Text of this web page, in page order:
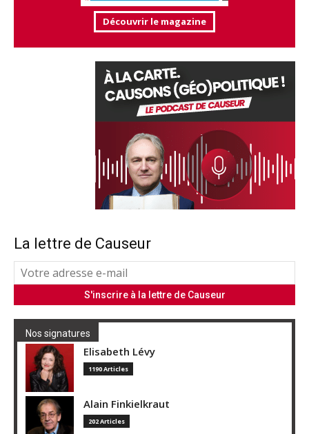
Découvrir le magazine
La lettre de Causeur
Nos signatures
Elisabeth Lévy
1190 Articles
Alain Finkielkraut
202 Articles